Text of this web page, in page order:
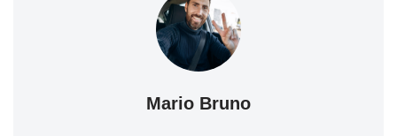
Mario Bruno